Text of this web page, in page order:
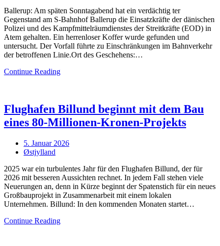
Ballerup: Am späten Sonntagabend hat ein verdächtig ter
Gegenstand am S-Bahnhof Ballerup die Einsatzkräfte der dänischen
Polizei und des Kampfmittelräumdienstes der Streitkräfte (EOD) in
Atem gehalten. Ein herrenloser Koffer wurde gefunden und
untersucht. Der Vorfall führte zu Einschränkungen im Bahnverkehr
der betroffenen Linie.Ort des Geschehens:…
Continue Reading
Flughafen Billund beginnt mit dem Bau
eines 80-Millionen-Kronen-Projekts
Posted
on
5. Januar 2026
Østjylland
2025 war ein turbulentes Jahr für den Flughafen Billund, der für
2026 mit besseren Aussichten rechnet. In jedem Fall stehen viele
Neuerungen an, denn in Kürze beginnt der Spatenstich für ein neues
Großbauprojekt in Zusammenarbeit mit einem lokalen
Unternehmen. Billund: In den kommenden Monaten startet…
Continue Reading